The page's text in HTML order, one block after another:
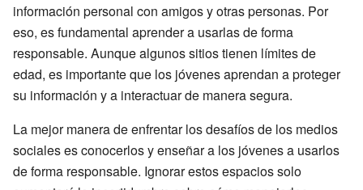
información personal con amigos y otras personas. Por
eso, es fundamental aprender a usarlas de forma
responsable. Aunque algunos sitios tienen límites de
edad, es importante que los jóvenes aprendan a proteger
su información y a interactuar de manera segura.
La mejor manera de enfrentar los desafíos de los medios
sociales es conocerlos y enseñar a los jóvenes a usarlos
de forma responsable. Ignorar estos espacios solo